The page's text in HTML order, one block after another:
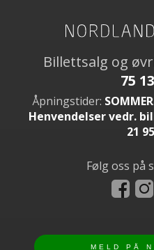
Billettsalg og
75
Åpningstider:
Henvendelser vedr.
21
Følg oss på